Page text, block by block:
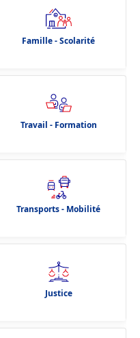
Famille - Scolarité
Travail - Formation
Transports - Mobilité
Justice